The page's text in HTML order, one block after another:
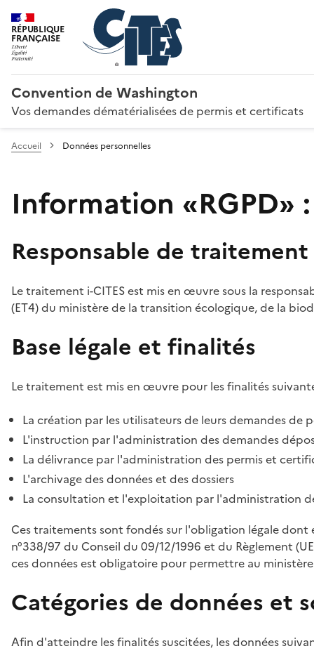
RÉPUBLIQUE
FRANÇAISE
Convention de Washington
Vos demandes dématérialisées de permis et certificats
Accueil Données personnelles
Information «RGPD»
Responsable de traitement
Le traitement i-CITES est mis en œuvre sous la
(ET4) du ministère de la transition écologique, de la
Base légale et finalités
Le traitement est mis en œuvre pour les finalités
La création par les utilisateurs de leurs demandes
L'instruction par l'administration des demandes
La délivrance par l'administration des permis et
L'archivage des données et des dossiers
La consultation et l'exploitation par l'administration
Ces traitements sont fondés sur l'obligation légale
n°338/97 du Conseil du 09/12/1996 et du Règlement
ces données est obligatoire pour permettre au
Catégories de données et
Afin d'atteindre les finalités suscitées, les données